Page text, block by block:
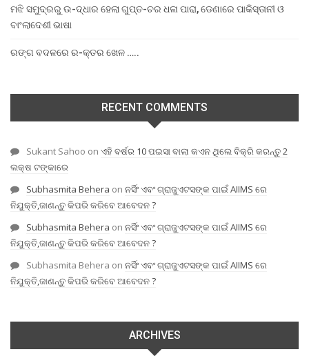
ମଝି ସମୁଦ୍ରରୁ ଉ-ଦ୍ଧାର ହେଲା ଗୁପ୍ତ-ଚର ଧଳା ପାରା, ଡେଣାରେ ପାକିସ୍ତାନୀ ଓ
ବାଂଲାଦେଶୀ ଭାଷା
ରଙ୍ଗ ବଦଳରେ ର-କ୍ତର ଖେଳ …..
RECENT COMMENTS
Sukant Sahoo on ଏହି ବର୍ଷର 10 ପଇସା ବାଲା କଏନ ଥିଲେ ବିକ୍ରି କରନ୍ତୁ 2
ଲକ୍ଷ ଟଙ୍କାରେ
Subhasmita Behera on ନର୍ସିଂ ଏବଂ ଗ୍ରାଜୁଏଟସଙ୍କ ପାଇଁ AIIMS ରେ
ନିଯୁକ୍ତି,ଜାଣନ୍ତୁ କିପରି କରିବେ ଆବେଦନ ?
Subhasmita Behera on ନର୍ସିଂ ଏବଂ ଗ୍ରାଜୁଏଟସଙ୍କ ପାଇଁ AIIMS ରେ
ନିଯୁକ୍ତି,ଜାଣନ୍ତୁ କିପରି କରିବେ ଆବେଦନ ?
Subhasmita Behera on ନର୍ସିଂ ଏବଂ ଗ୍ରାଜୁଏଟସଙ୍କ ପାଇଁ AIIMS ରେ
ନିଯୁକ୍ତି,ଜାଣନ୍ତୁ କିପରି କରିବେ ଆବେଦନ ?
ARCHIVES